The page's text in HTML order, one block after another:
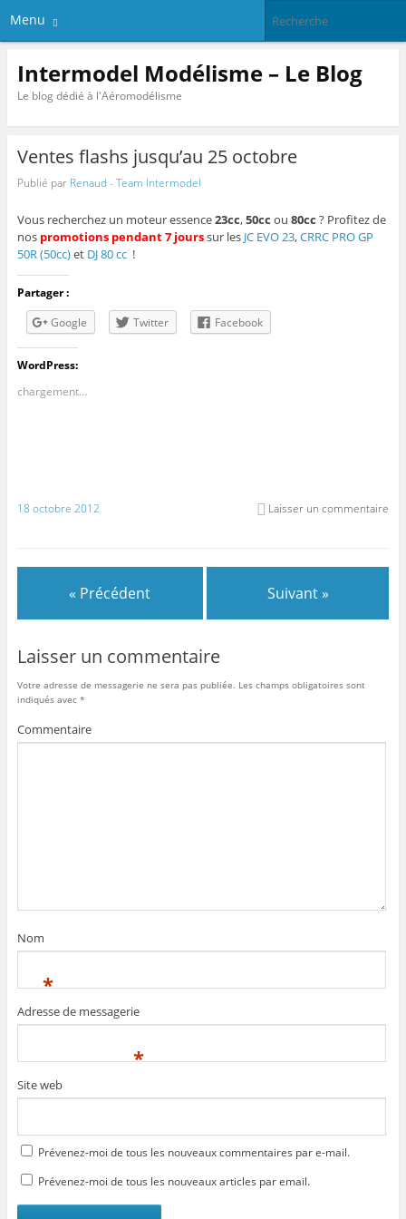
Menu
Intermodel Modélisme – Le Blog
Le blog dédié à l'Aéromodélisme
Ventes flashs jusqu’au 25 octobre
Publié par Renaud - Team Intermodel
Vous recherchez un moteur essence23cc,50cc ou 80cc ? Profitez de
nos promotions pendant 7 jourssur les JC EVO 23,CRRC PRO GP
50R (50cc)et DJ 80 cc !
Partager :
Google
Twitter Facebook
WordPress:
chargement…
18 octobre 2012 Laisser un commentaire
« Précédent Suivant »
Laisser un commentaire
Votre adresse de messagerie ne sera pas publiée. Les champs obligatoires sont
indiqués avec *
Commentaire
Nom
*
Adresse de messagerie
*
Site web
Prévenez-moi de tous les nouveaux commentaires par e-mail.
Prévenez-moi de tous les nouveaux articles par email.